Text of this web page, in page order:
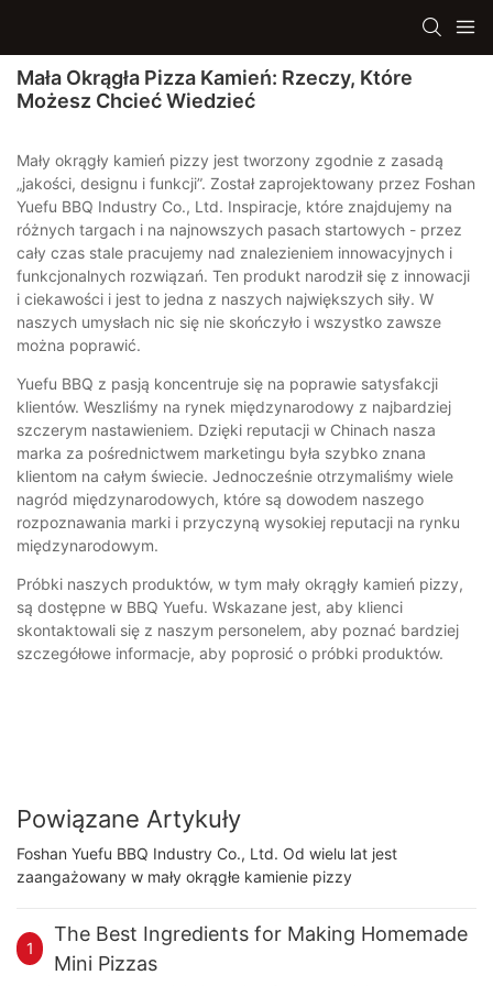
Mała Okrągła Pizza Kamień: Rzeczy, Które
Możesz Chcieć Wiedzieć
Mały okrągły kamień pizzy jest tworzony zgodnie z zasadą
„jakości, designu i funkcji”. Został zaprojektowany przez Foshan
Yuefu BBQ Industry Co., Ltd. Inspiracje, które znajdujemy na
różnych targach i na najnowszych pasach startowych - przez
cały czas stale pracujemy nad znalezieniem innowacyjnych i
funkcjonalnych rozwiązań. Ten produkt narodził się z innowacji
i ciekawości i jest to jedna z naszych największych siły. W
naszych umysłach nic się nie skończyło i wszystko zawsze
można poprawić.
Yuefu BBQ z pasją koncentruje się na poprawie satysfakcji
klientów. Weszliśmy na rynek międzynarodowy z najbardziej
szczerym nastawieniem. Dzięki reputacji w Chinach nasza
marka za pośrednictwem marketingu była szybko znana
klientom na całym świecie. Jednocześnie otrzymaliśmy wiele
nagród międzynarodowych, które są dowodem naszego
rozpoznawania marki i przyczyną wysokiej reputacji na rynku
międzynarodowym.
Próbki naszych produktów, w tym mały okrągły kamień pizzy,
są dostępne w BBQ Yuefu. Wskazane jest, aby klienci
skontaktowali się z naszym personelem, aby poznać bardziej
szczegółowe informacje, aby poprosić o próbki produktów.
Powiązane Artykuły
Foshan Yuefu BBQ Industry Co., Ltd. Od wielu lat jest
zaangażowany w mały okrągłe kamienie pizzy
1
The Best Ingredients for Making Homemade
Mini Pizzas